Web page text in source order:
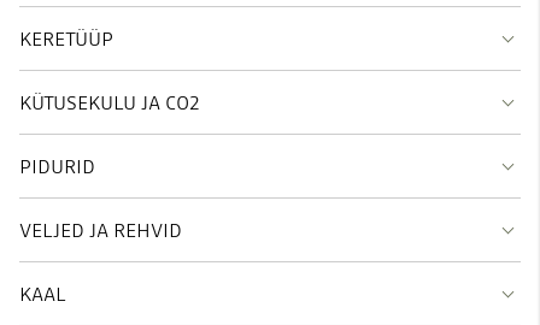
KERETÜÜP
KÜTUSEKULU JA CO2
PIDURID
VELJED JA REHVID
KAAL